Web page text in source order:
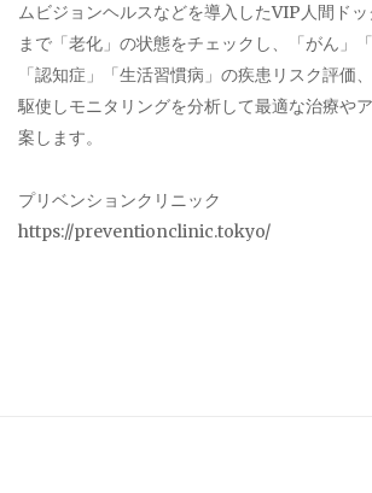
ムビジョンヘルスなどを導入したVIP人間ドッ
まで「老化」の状態をチェックし、「がん」「
「認知症」「生活習慣病」の疾患リスク評価
駆使しモニタリングを分析して最適な治療や
案します。
プリベンションクリニック
https://preventionclinic.tokyo/